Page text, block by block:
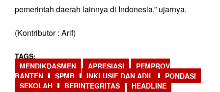
pemerintah daerah lainnya di Indonesia,” ujarnya.
(Kontributor : Arif)
TAGS
MENDIKDASMEN
APRESIASI
PEMPROV
BANTEN
SPMB INKLUSIF DAN ADIL
PONDASI
SEKOLAH
BERINTEGRITAS
HEADLINE